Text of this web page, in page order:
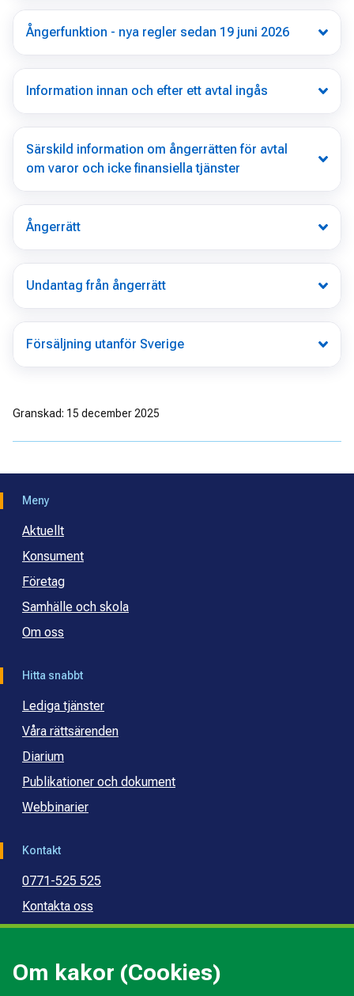
Om kakor (Cookies)
Ångerfunktion - nya regler sedan 19 juni 2026
Information innan och efter ett avtal ingås
Särskild information om ångerrätten för avtal
om varor och icke finansiella tjänster
Ångerrätt
Undantag från ångerrätt
Försäljning utanför Sverige
Granskad: 15 december 2025
Meny
Aktuellt
Konsument
Företag
Samhälle och skola
Om oss
Hitta snabbt
Lediga tjänster
Våra rättsärenden
Diarium
Publikationer och dokument
Webbinarier
Kontakt
0771-525 525
Kontakta oss
Press
Kommunal budget- och skuldrådgivning